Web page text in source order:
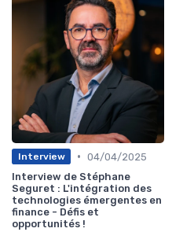
Interview • 04/04/2025
Interview de Stéphane
Seguret : L'intégration des
technologies émergentes en
finance - Défis et
opportunités !